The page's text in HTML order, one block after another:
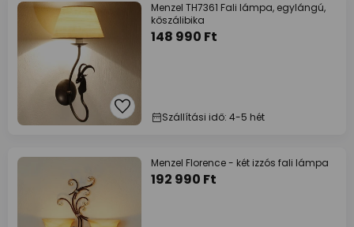
Menzel TH7361 Fali lámpa, egylángú,
kőszálibika
148 990 Ft
Szállítási idő: 4-5 hét
Menzel Florence - két izzós fali lámpa
192 990 Ft